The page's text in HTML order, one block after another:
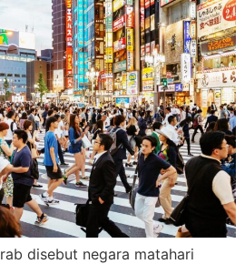
disebut negara matahari